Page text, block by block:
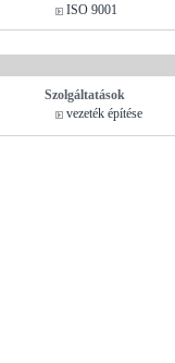
ISO 9001
Szolgáltatások
vezeték építése